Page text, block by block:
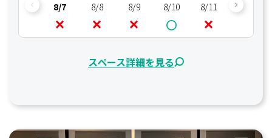
8/7
8/8
8/9
8/10
8/11
8/12
スペース詳細を見る